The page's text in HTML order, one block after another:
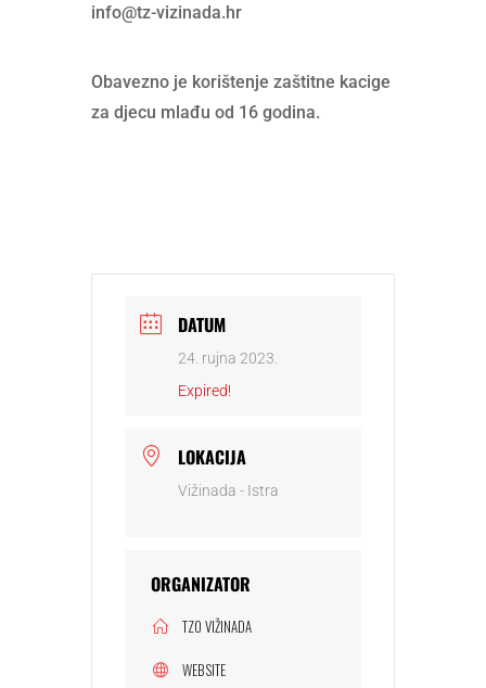
info@tz-vizinada.hr
Obavezno je korištenje zaštitne kacige
za djecu mlađu od 16 godina.
DATUM
24. rujna 2023.
Expired!
LOKACIJA
Vižinada - Istra
ORGANIZATOR
TZO VIŽINADA
WEBSITE